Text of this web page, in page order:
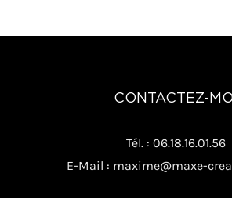
options
choisies
la
page
CONTACTEZ-MOI
Tél. : 06.18.16.01.56
E-Mail : maxime@maxe-